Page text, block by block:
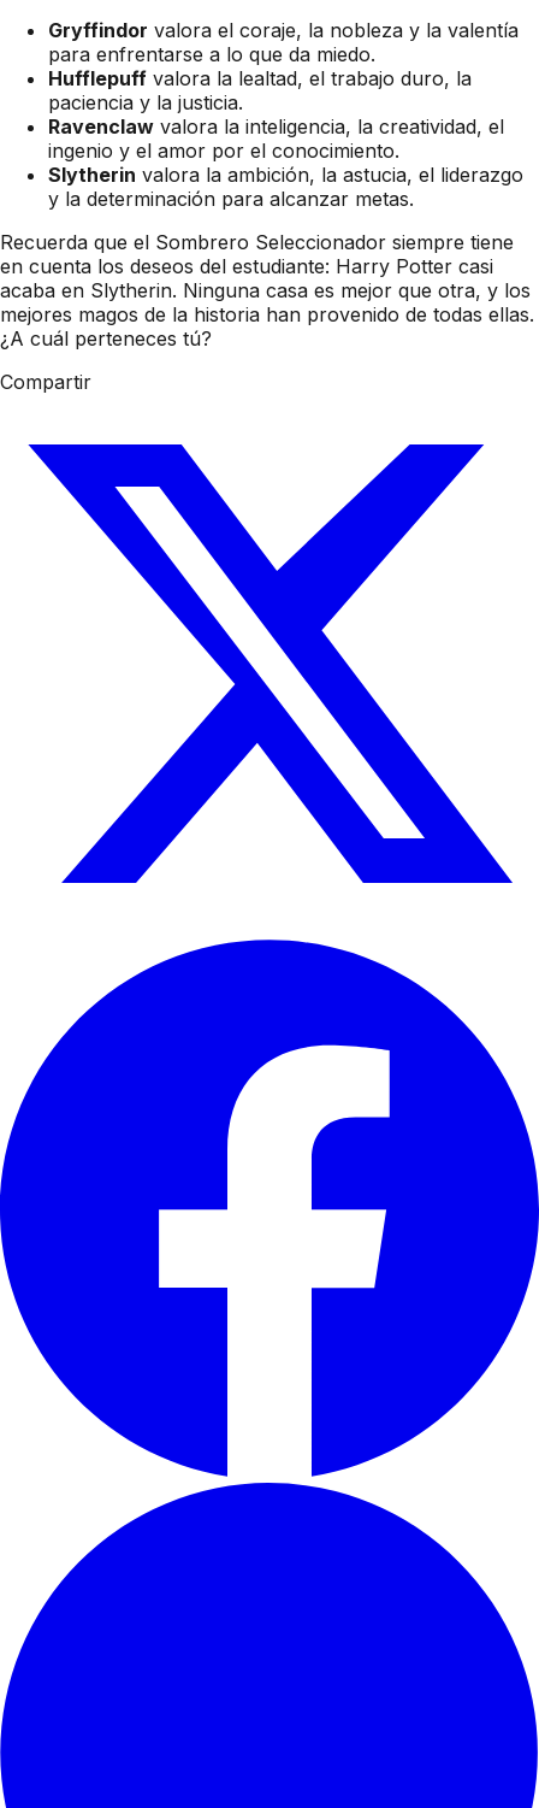
Gryffindor valora el coraje, la nobleza y la valentía
para enfrentarse a lo que da miedo.
Hufflepuff valora la lealtad, el trabajo duro, la
paciencia y la justicia.
Ravenclaw valora la inteligencia, la creatividad, el
ingenio y el amor por el conocimiento.
Slytherin valora la ambición, la astucia, el liderazgo
y la determinación para alcanzar metas.
Recuerda que el Sombrero Seleccionador siempre tiene
en cuenta los deseos del estudiante: Harry Potter casi
acaba en Slytherin. Ninguna casa es mejor que otra, y los
mejores magos de la historia han provenido de todas ellas.
¿A cuál perteneces tú?
Compartir